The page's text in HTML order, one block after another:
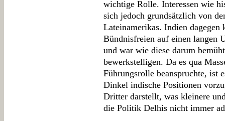
wichtige Rolle. Interessen wie
sich jedoch grundsätzlich von
Lateinamerikas. Indien
Bündnisfreien auf einen langen
und war wie diese darum
bewerkstelligen. Da es qua
Führungsrolle beanspruchte, ist
Dinkel indische Positionen
Dritter darstellt, was kleinere
die Politik Delhis nicht immer